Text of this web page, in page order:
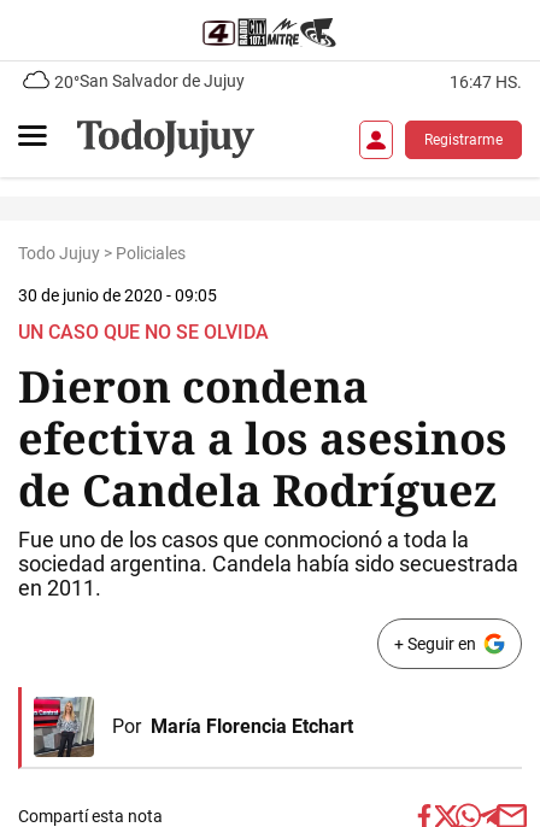
20°San Salvador de Jujuy 16:47 HS.
Registrarme
Todo Jujuy > Policiales
30 de junio de 2020 - 09:05
UN CASO QUE NO SE OLVIDA
Dieron condena
efectiva a los asesinos
de Candela Rodríguez
Fue uno de los casos que conmocionó a toda la
sociedad argentina. Candela había sido secuestrada
en 2011.
+ Seguir en
Por María Florencia Etchart
Compartí esta nota